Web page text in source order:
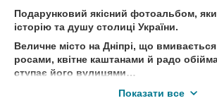
Подарунковий якісний фотоальбом,
історію та душу столиці України.
Величне місто на Дніпрі, що
росами, квітне каштанами й радо
ступає його вулицями…
Київ зачаровує з першого погляду! Це
Показати все